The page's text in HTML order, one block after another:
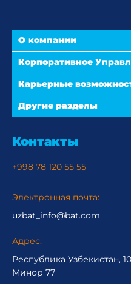
О компании
Корпоративное
Карьерные
Другие разделы
Контакты
+998 78 120 55 55
Электронная почта:
uzbat_info@bat.com
Адрес:
Республика Узбекистан,
Минор 77